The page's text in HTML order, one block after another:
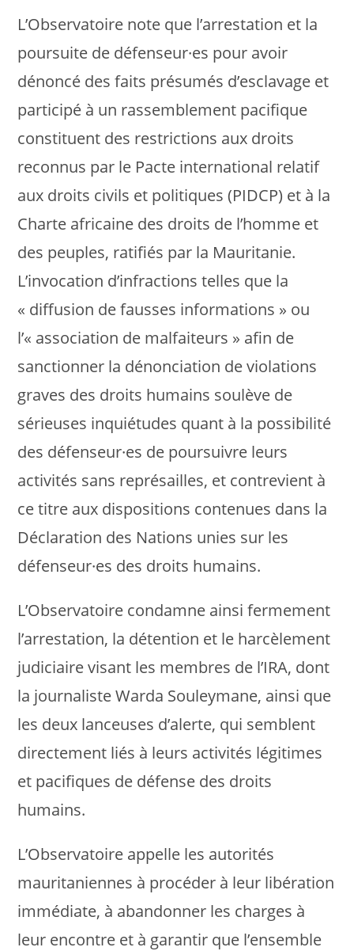
L’Observatoire note que l’arrestation et la
poursuite de défenseur·es pour avoir
dénoncé des faits présumés d’esclavage et
participé à un rassemblement pacifique
constituent des restrictions aux droits
reconnus par le Pacte international relatif
aux droits civils et politiques (PIDCP) et à la
Charte africaine des droits de l’homme et
des peuples, ratifiés par la Mauritanie.
L’invocation d’infractions telles que la
« diffusion de fausses informations » ou
l’« association de malfaiteurs » afin de
sanctionner la dénonciation de violations
graves des droits humains soulève de
sérieuses inquiétudes quant à la possibilité
des défenseur·es de poursuivre leurs
activités sans représailles, et contrevient à
ce titre aux dispositions contenues dans la
Déclaration des Nations unies sur les
défenseur·es des droits humains.
L’Observatoire condamne ainsi fermement
l’arrestation, la détention et le harcèlement
judiciaire visant les membres de l’IRA, dont
la journaliste Warda Souleymane, ainsi que
les deux lanceuses d’alerte, qui semblent
directement liés à leurs activités légitimes
et pacifiques de défense des droits
humains.
L’Observatoire appelle les autorités
mauritaniennes à procéder à leur libération
immédiate, à abandonner les charges à
leur encontre et à garantir que l’ensemble